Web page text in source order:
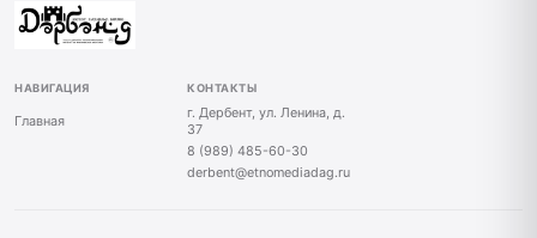
НАВИГАЦИЯ
Главная
КОНТАКТЫ
г. Дербент, ул. Ленина, д.
37
8 (989) 485-60-30
derbent@etnomediadag.ru